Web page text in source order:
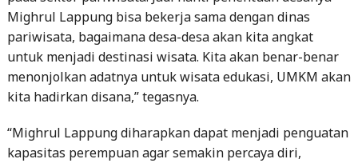
Mighrul Lappung bisa bekerja sama dengan dinas
pariwisata, bagaimana desa-desa akan kita angkat
untuk menjadi destinasi wisata. Kita akan benar-benar
menonjolkan adatnya untuk wisata edukasi, UMKM akan
kita hadirkan disana,” tegasnya.
“Mighrul Lappung diharapkan dapat menjadi penguatan
kapasitas perempuan agar semakin percaya diri,